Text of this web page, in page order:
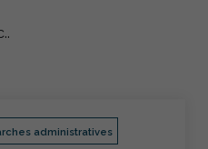
administratives